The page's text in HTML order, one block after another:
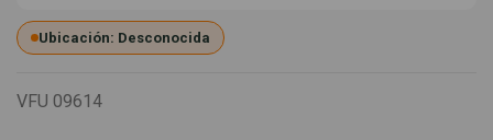
Ubicación: Desconocida
VFU 09614